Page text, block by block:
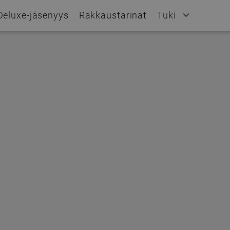
jäsenyys Rakkaustarinat Tuki